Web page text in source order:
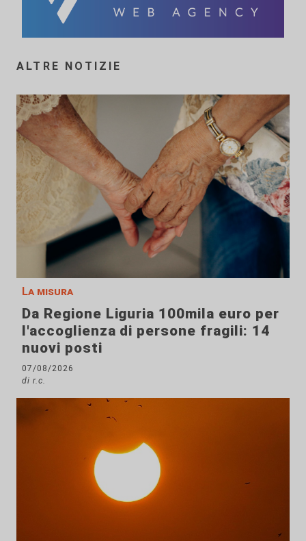
ALTRE NOTIZIE
La misura
Da Regione Liguria 100mila euro per
l'accoglienza di persone fragili: 14
nuovi posti
07/08/2026
di r.c.